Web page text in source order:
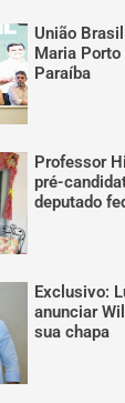
União
Maria Porto
Paraíba
Professor
pré-
deputado
Exclusivo:
anunciar
sua chapa